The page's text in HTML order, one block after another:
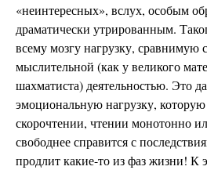
«неинтересных», вслух, особым
драматически утрированным.
всему мозгу нагрузку, сравнимую
мыслительной (как у великого
шахматиста) деятельностью. Это
эмоциональную нагрузку,
скорочтении, чтении монотонно
свободнее справится с
продлит какие-то из фаз жизни!